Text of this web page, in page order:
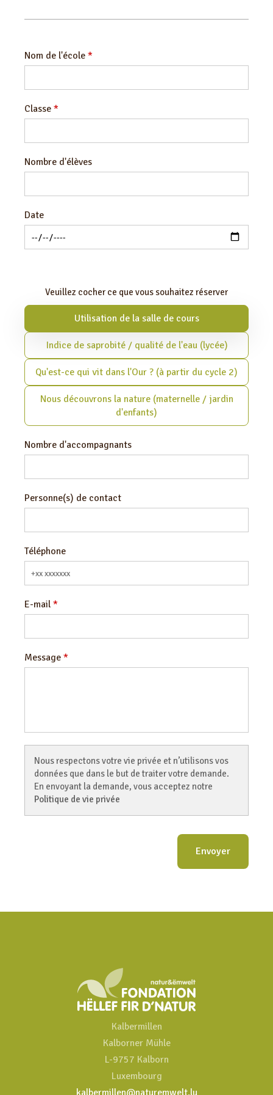
Formulaire d'inscription
Nom de l'école
Classe
Nombre d'élèves
Date
Veuillez cocher ce que vous souhaitez réserver
Utilisation de la salle de cours
Indice de saprobité / qualité de l'eau (lycée)
Qu'est-ce qui vit dans l'Our ? (à partir du cycle 2)
Nous découvrons la nature (maternelle / jardin
d'enfants)
Nombre d'accompagnants
Personne(s) de contact
Téléphone
E-mail
Message
Nous respectons votre vie privée et n’utilisons vos
données que dans le but de traiter votre demande.
En envoyant la demande, vous acceptez notre
Politique de vie privée
Kalbermillen
Kalborner Mühle
L-9757 Kalborn
Luxembourg
kalbermillen@naturemwelt.lu